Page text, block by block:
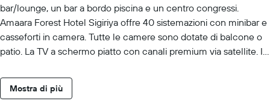
bar/lounge, un bar a bordo piscina e un centro congressi.
Amaara Forest Hotel Sigiriya offre 40 sistemazioni con minibar e
casseforti in camera. Tutte le camere sono dotate di balcone o
patio. La TV a schermo piatto con canali premium via satellite. I
cortesia gratuiti e asciugacapelli. Questo resort di Avudangawa
offre accesso wireless a Internet gratuito. Sono disponibili
Mostra di più